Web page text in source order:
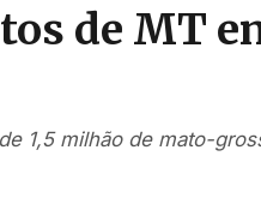
de MT
1,5 milhão de mato-